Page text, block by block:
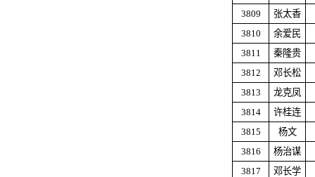
3809
张太香
3810
余爱民
3811
秦隆贵
3812
邓长松
3813
龙克凤
3814
许桂连
3815
杨文
3816
杨治谋
3817
邓长学